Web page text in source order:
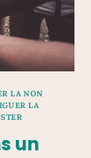
LA NON
LA
un